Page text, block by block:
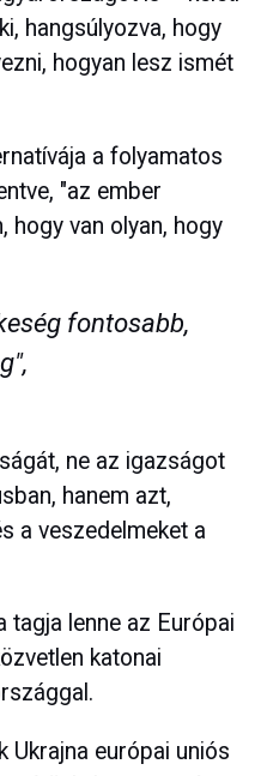
hangsúlyozva, hogy
hogyan lesz ismét
a folyamatos
"az ember
hogy van olyan, hogy
fontosabb,
ne az igazságot
hanem azt,
a veszedelmeket a
tagja lenne az Európai
katonai
Ukrajna európai uniós